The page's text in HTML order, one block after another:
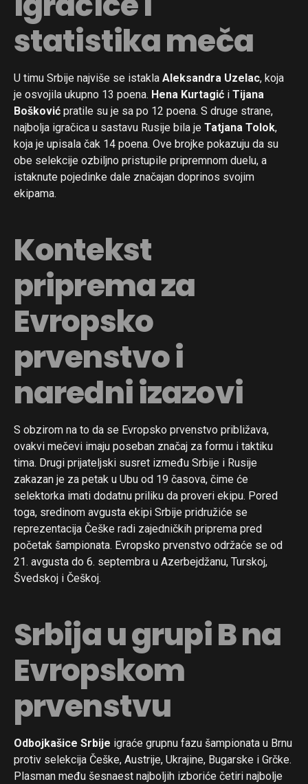
statistika meča
U timu Srbije najviše se istakla Aleksandra Uzelac, koja
je osvojila ukupno 13 poena. Hena Kurtagić i Tijana
Bošković pratile su je sa po 12 poena. S druge strane,
najbolja igračica u sastavu Rusije bila je Tatjana Tolok,
koja je upisala čak 14 poena. Ove brojke pokazuju da su
obe selekcije ozbiljno pristupile pripremnom duelu, a
istaknute pojedinke dale značajan doprinos svojim
ekipama.
Kontekst
priprema za
Evropsko
prvenstvo i
naredni izazovi
S obzirom na to da se Evropsko prvenstvo približava,
ovakvi mečevi imaju poseban značaj za formu i taktiku
tima. Drugi prijateljski susret između Srbije i Rusije
zakazan je za petak u Ubu od 19 časova, čime će
selektorka imati dodatnu priliku da proveri ekipu. Pored
toga, sredinom avgusta ekipi Srbije pridružiće se
reprezentacija Češke radi zajedničkih priprema pred
početak šampionata. Evropsko prvenstvo održaće se od
21. avgusta do 6. septembra u Azerbejdžanu, Turskoj,
Švedskoj i Češkoj.
Srbija u grupi B na
Evropskom
prvenstvu
Odbojkašice Srbije igraće grupnu fazu šampionata u Brnu
protiv selekcija Češke, Austrije, Ukrajine, Bugarske i Grčke.
Plasman među šesnaest najboljih izboriće četiri najbolje
Flipboard
Email